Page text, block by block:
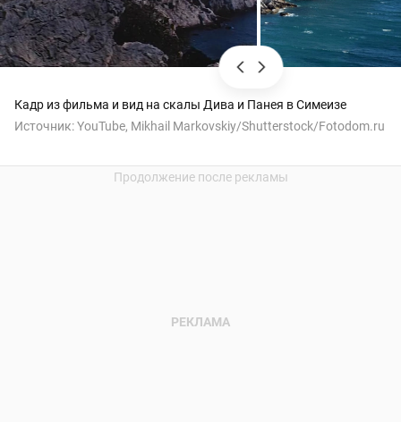
Кадр из фильма и вид на скалы Дива и Панея в Симеизе
Источник:YouTube, Mikhail Markovskiy/Shutterstock/Fotodom.ru